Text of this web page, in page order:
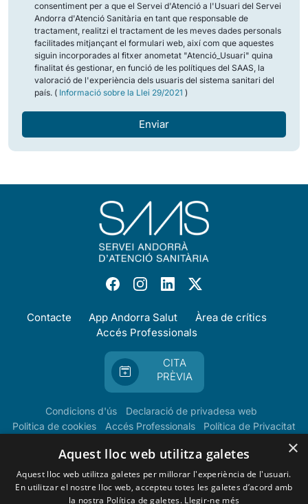
consentiment per a que el Servei d'Atenció a l'Usuari del Servei
Andorra d'Atenció Sanitària en tant que responsable de
tractament, realitzi el tractament de les meves dades personals
facilitades mitjançant el formulari web, així com que aquestes
siguin incorporades al fitxer anometat "Atenció_Usuari" quina
finalitat és gestionar, en funció de les polítiques del SAAS, la
valoració de l'experiència dels usuaris del sistema sanitari del
país. ( Informació sobre la Llei 29/2021 )
Enviar
Contacte App Andorra Salut
Àrea de crítics
Accés Professionals
CITA
PRÈVIA
Condicions d'ús
Declaració de privadesa web
Politica de cookies
Accés Professionals Política de Privacitat
×
Aquest lloc web utilitza galetes
Aquest lloc web utilitza galetes per millorar l'experiència de l'usuari.
En utilitzar el nostre lloc web, accepteu totes les galetes d’acord amb
la nostra Política de galetes. Llegir-ne més